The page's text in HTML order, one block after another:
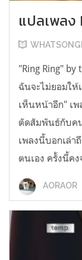
แปลเพลง
"Ring Ring" by
ฉันจะไม่ยอมให้
เห็นหน้าอีก" เพ
ตัดสัมพันธ์กับค
เพลงนี้บอกเล่า
ตนเอง ครั้งนี้ค
AORAOR